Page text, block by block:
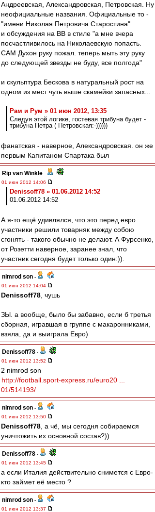
Андреевская, Александровская, Петровская. Ну
неофициальные названия. Официальные то -
"имени Николая Петровича Старостина"
и обсуждения на ВВ в стиле "а мне вчера
посчастливилось на Николаевскую попасть.
САМ Духон руку пожал. теперь мыть эту руку
до следующей звезды не буду, все полгода"
и скульптура Бескова в натуральный рост на
одном из мест чуть выше скамейки запасных...
Рам и Рум » 01 июн 2012, 13:35
Следуя этой логике, гостевая трибуна будет -
трибуна Петра ( Петровская:-))))))
фанатская - наверное, Александровская. он же
первым Капитаном Спартака был
Rip van Winkle -
01 июн 2012 14:06
Denissoff78 » 01.06.2012 14:52
01.06.2012 14:52
А я-то ещё удивлялся, что это перед евро
участники решили товарняк между собою
сгонять - такого обычно не делают. А Фурсенко,
от Розетти наверное, заранее знал, что
участник сегодня будет только один:)).
nimrod son -
01 июн 2012 14:04
Denissoff78 , чушь
ЗЫ. а вообще, было бы забавно, если б третья
сборная, игравшая в группе с макаронниками,
взяла, да и выиграла Евро)
Denissoff78 -
01 июн 2012 13:52
2 nimrod son
http://football.sport-express.ru/euro20 ...
01/514193/
nimrod son -
01 июн 2012 13:50
Denissoff78 , а чё, мы сегодня собираемся
уничтожить их основной состав?))
Denissoff78 -
01 июн 2012 13:45
а если Италия действительно снимется с Евро-
кто займет её место ?
nimrod son -
01 июн 2012 13:37